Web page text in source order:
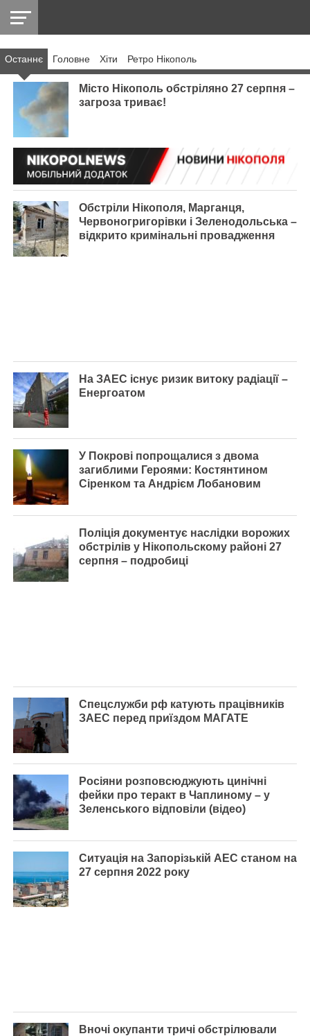
НІКОПОЛЬ
РАЙОН
СІЧЕСЛАВСЬКА
УКРАЇНА
РЕТРО
НІКОПОЛЬ
ЛАЙТ
УКРАЇНА
ДОПОМОГА
Останнє Головнe Хіти Ретро Нікополь
Місто Нікополь обстріляно 27 серпня –
загроза триває!
Обстріли Нікополя, Марганця,
Червоногригорівки і Зеленодольська –
відкрито кримінальні провадження
На ЗАЕС існує ризик витоку радіації –
Енергоатом
У Покрові попрощалися з двома
загиблими Героями: Костянтином
Сіренком та Андрієм Лобановим
Поліція документує наслідки ворожих
обстрілів у Нікопольскому районі 27
серпня – подробиці
Спецслужби рф катують працівників
ЗАЕС перед приїздом МАГАТЕ
Росіяни розповсюджують цинічні
фейки про теракт в Чаплиному – у
Зеленського відповіли (відео)
Ситуація на Запорізькій АЕС станом на
27 серпня 2022 року
Вночі окупанти тричі обстрілювали